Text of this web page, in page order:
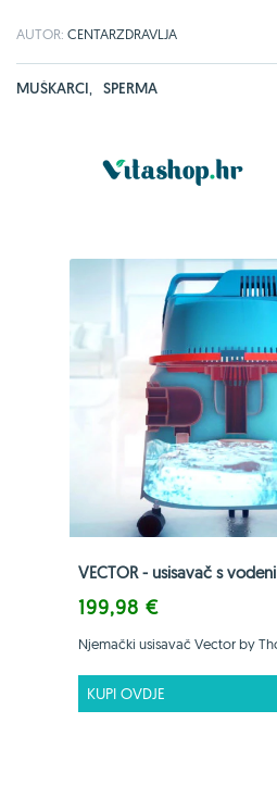
AUTOR: CENTARZDRAVLJA
MUŠKARCI, SPERMA
VECTOR - usisavač s
199,98 €
Njemački usisavač Vector by
KUPI OVDJE